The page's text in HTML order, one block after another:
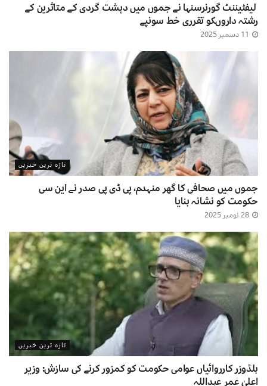
لیفٹیننٹ گورنرسنہا نے جموں میں دہشت گردی کے متاثرین کے
رشتہ داروںکو تقرری خط سونپے
تازہ ترین خبریں
جموں میں صحافی کا گھر منہدم، پی ڈی پی صدر نے این سی
حکومت کو نشانہ بنایا
تازہ ترین خبریں
بلڈوزر کارروائیاں عوامی حکومت کو کمزور کرنے کی سازش: وزیر
اعلیٰ عمر عبداللہ